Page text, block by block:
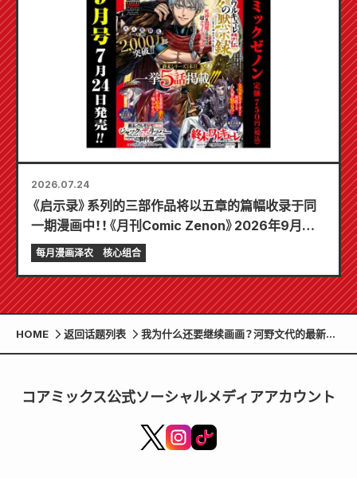
2026.07.24
《启示录》系列的三部作品将以五章的篇幅收录于同
一期漫画中！！《月刊Comic Zenon》2026年9月刊
将于7月24日发售！！
每月漫画泽农 核心组合
HOME 返回话题列表
我为什么还要继续画画？河野文代的最新短
篇小说《致艺术家》由 Zenon 编辑部出版。
中。
コアミックス公式ソーシャルメディアアカウント